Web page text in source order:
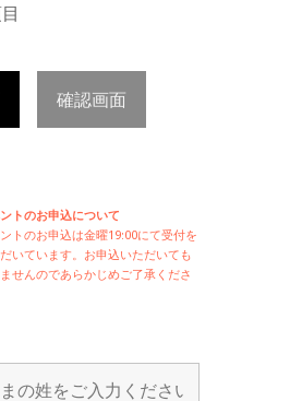
確認画面
トのお申込について
トのお申込は金曜19:00にて受付を
いています。お申込いただいても
せんのであらかじめご了承くださ